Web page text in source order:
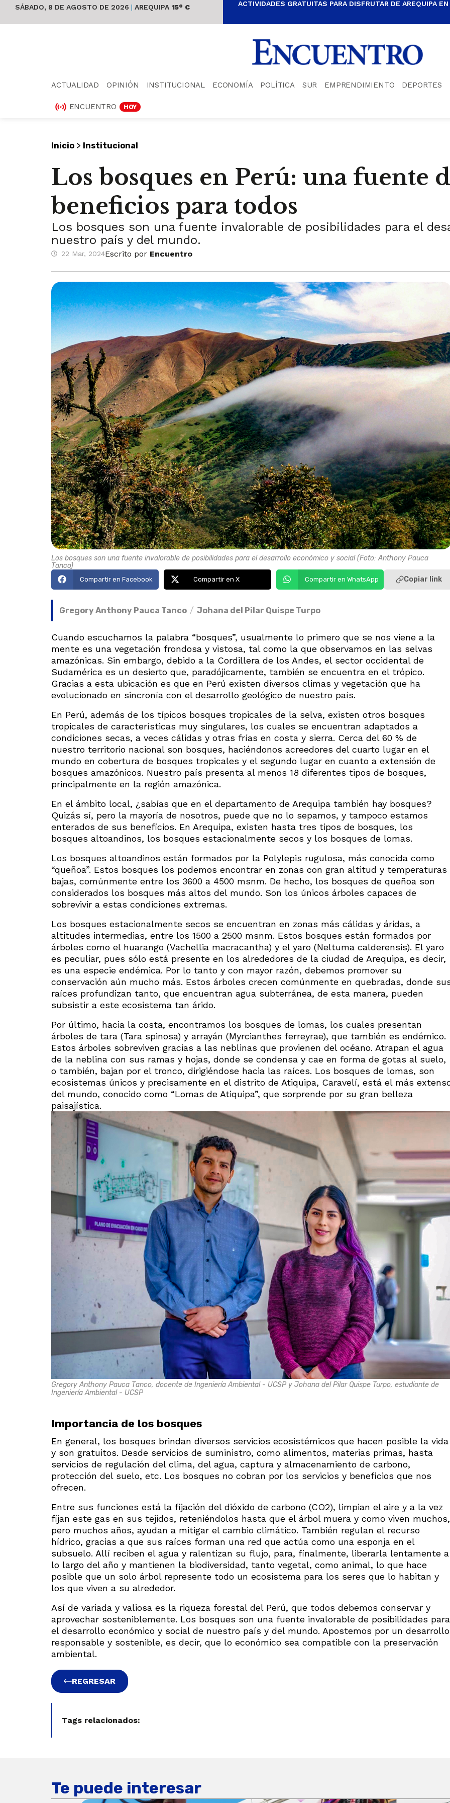
SÁBADO, 8 DE AGOSTO DE 2026 | AREQUIPA 15° C ACTIVIDADES GRATUITAS PARA DISFRUTAR DE AREQUIPA
ACTUALIDAD OPINIÓN INSTITUCIONAL ECONOMÍA POLÍTICA SUR EMPRENDIMIENTO DEPORTES
ENCUENTRO HOY
Inicio > Institucional
Los bosques en Perú: una fuente
beneficios para todos
Los bosques son una fuente invalorable de posibilidades para el
nuestro país y del mundo.
22 Mar, 2024Escrito por Encuentro
Los bosques son una fuente invalorable de posibilidades para el desarrollo económico y social (Foto: Anthony Pauca
Tanco)
Compartir en Facebook Compartir en X Compartir en WhatsApp Copiar link
Gregory Anthony Pauca Tanco / Johana del Pilar Quispe Turpo
Cuando escuchamos la palabra “bosques”, usualmente lo primero que se nos viene a la
mente es una vegetación frondosa y vistosa, tal como la que observamos en las selvas
amazónicas. Sin embargo, debido a la Cordillera de los Andes, el sector occidental de
Sudamérica es un desierto que, paradójicamente, también se encuentra en el trópico.
Gracias a esta ubicación es que en Perú existen diversos climas y vegetación que ha
evolucionado en sincronía con el desarrollo geológico de nuestro país.
En Perú, además de los típicos bosques tropicales de la selva, existen otros bosques
tropicales de características muy singulares, los cuales se encuentran adaptados a
condiciones secas, a veces cálidas y otras frías en costa y sierra. Cerca del 60 % de
nuestro territorio nacional son bosques, haciéndonos acreedores del cuarto lugar en el
mundo en cobertura de bosques tropicales y el segundo lugar en cuanto a extensión de
bosques amazónicos. Nuestro país presenta al menos 18 diferentes tipos de bosques,
principalmente en la región amazónica.
En el ámbito local, ¿sabías que en el departamento de Arequipa también hay bosques?
Quizás sí, pero la mayoría de nosotros, puede que no lo sepamos, y tampoco estamos
enterados de sus beneficios. En Arequipa, existen hasta tres tipos de bosques, los
bosques altoandinos, los bosques estacionalmente secos y los bosques de lomas.
Los bosques altoandinos están formados por la Polylepis rugulosa, más conocida como
“queñoa”. Estos bosques los podemos encontrar en zonas con gran altitud y temperaturas
bajas, comúnmente entre los 3600 a 4500 msnm. De hecho, los bosques de queñoa son
considerados los bosques más altos del mundo. Son los únicos árboles capaces de
sobrevivir a estas condiciones extremas.
Los bosques estacionalmente secos se encuentran en zonas más cálidas y áridas, a
altitudes intermedias, entre los 1500 a 2500 msnm. Estos bosques están formados por
árboles como el huarango (Vachellia macracantha) y el yaro (Neltuma calderensis). El yaro
es peculiar, pues sólo está presente en los alrededores de la ciudad de Arequipa, es decir,
es una especie endémica. Por lo tanto y con mayor razón, debemos promover su
conservación aún mucho más. Estos árboles crecen comúnmente en quebradas, donde
raíces profundizan tanto, que encuentran agua subterránea, de esta manera, pueden
subsistir a este ecosistema tan árido.
Por último, hacia la costa, encontramos los bosques de lomas, los cuales presentan
árboles de tara (Tara spinosa) y arrayán (Myrcianthes ferreyrae), que también es endémico.
Estos árboles sobreviven gracias a las neblinas que provienen del océano. Atrapan el agua
de la neblina con sus ramas y hojas, donde se condensa y cae en forma de gotas al suelo,
o también, bajan por el tronco, dirigiéndose hacia las raíces. Los bosques de lomas, son
ecosistemas únicos y precisamente en el distrito de Atiquipa, Caravelí, está el más
del mundo, conocido como “Lomas de Atiquipa”, que sorprende por su gran belleza
paisajística.
Gregory Anthony Pauca Tanco, docente de Ingeniería Ambiental - UCSP y Johana del Pilar Quispe Turpo, estudiante de
Ingeniería Ambiental - UCSP
Importancia de los bosques
En general, los bosques brindan diversos servicios ecosistémicos que hacen posible la vida
y son gratuitos. Desde servicios de suministro, como alimentos, materias primas, hasta
servicios de regulación del clima, del agua, captura y almacenamiento de carbono,
protección del suelo, etc. Los bosques no cobran por los servicios y beneficios que nos
ofrecen.
Entre sus funciones está la fijación del dióxido de carbono (CO2), limpian el aire y a la vez
fijan este gas en sus tejidos, reteniéndolos hasta que el árbol muera y como viven muchos,
pero muchos años, ayudan a mitigar el cambio climático. También regulan el recurso
hídrico, gracias a que sus raíces forman una red que actúa como una esponja en el
subsuelo. Allí reciben el agua y ralentizan su flujo, para, finalmente, liberarla lentamente a
lo largo del año y mantienen la biodiversidad, tanto vegetal, como animal, lo que hace
posible que un solo árbol represente todo un ecosistema para los seres que lo habitan y
los que viven a su alrededor.
Así de variada y valiosa es la riqueza forestal del Perú, que todos debemos conservar y
aprovechar sosteniblemente. Los bosques son una fuente invalorable de posibilidades para
el desarrollo económico y social de nuestro país y del mundo. Apostemos por un desarrollo
responsable y sostenible, es decir, que lo económico sea compatible con la preservación
ambiental.
REGRESAR
Tags relacionados:
Te puede interesar